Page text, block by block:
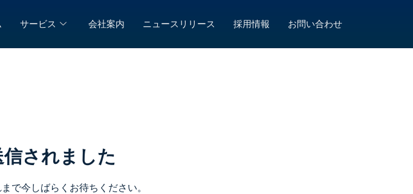
サービス 会社案内 ニュースリリース 採用情報 お問い合わせ
されました
で今しばらくお待ちください。